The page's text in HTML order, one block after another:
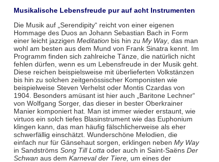
Musikalische Lebensfreude pur auf acht Instrumenten
Die Musik auf „Serendipity“ reicht von einer eigenen
Hommage des Duos an Johann Sebastian Bach in Form
einer leicht jazzigen Meditation bis hin zu My Way, das man
wohl am besten aus dem Mund von Frank Sinatra kennt. Im
Programm finden sich zahlreiche Tänze, die natürlich nicht
fehlen dürfen, wenn es um Lebensfreude in der Musik geht.
Diese reichen beispielsweise mit überlieferten Volkstänzen
bis hin zu solchen zeitgenössischer Komponisten wie
beispielweise Steven Verhelst oder Montis Czardas von
1904. Besonders amüsant ist hier auch „Baritone Lechner“
von Wolfgang Sorger, das dieser in bester Oberkrainer
Manier komponiert hat. Man ist immer wieder erstaunt, wie
virtuos ein solch tiefes Blasinstrument wie das Euphonium
klingen kann, das man häufig fälschlicherweise als eher
schwerfällig einschätzt. Wunderschöne Melodien, die
einfach nur für Gänsehaut sorgen, erklingen neben My Way
in Sandströms Song Till Lottaoder auch in Saint-Saëns Der
Schwan aus dem Karneval der Tiere, um eines der